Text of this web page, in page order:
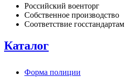
Российский военторг
Собственное производство
Соответствие госстандартам
Каталог
Форма полиции